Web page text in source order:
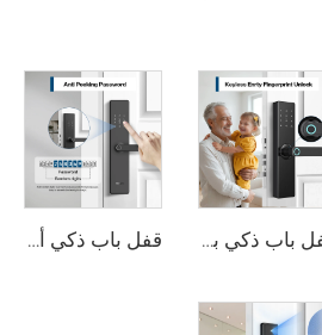
قفل باب ذكي بصمة الإصبع واي فاي Tuya أوروبي ذكي مع إدخال رقمي Tenon T09 قفل باب ذكي أمني مع كلمة مرور مضادة للتجسس وبطاقة IC وبصمة الإصبع واي فاي وبلوتوث Tenon T10